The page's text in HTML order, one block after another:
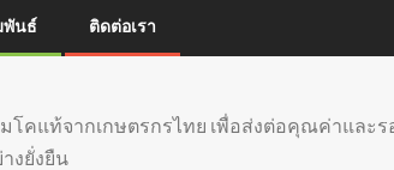
พันธ์ ติดต่อเรา
โคแท้จากเกษตรกรไทย เพื่อส่งต่อคุณค่าแล
งยั่งยืน